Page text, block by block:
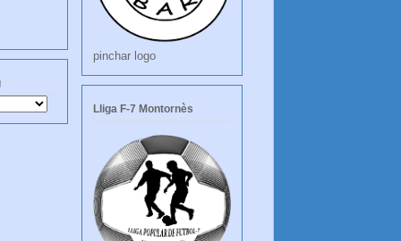
pinchar logo
Lliga F-7 Montornès